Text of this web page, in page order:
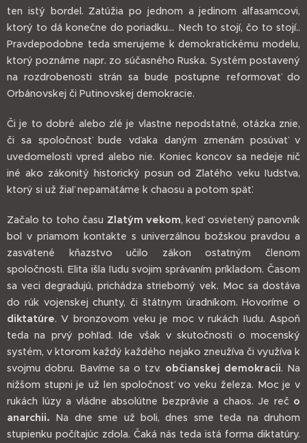
ten istý bordel. Zatúžia po jednom a jedinom alfasamcovi,
ktorý to dá konečne do poriadku... Nech to stojí, čo to stojí..
Pravdepodobne teda smerujeme k demokratickému modelu,
ktorý poznáme napr. zo súčasného Ruska. Systém postavený
na rozdrobenosti strán sa bude postupne reformovať do
Orbánovskej či Putinovskej demokracie.
Či je to dobré alebo zlé je vlastne nepodstatné, otázka znie,
či sa spoločnosť bude vďaka daným zmenám posúvať v
uvedomelosti vpred alebo nie. Koniec koncov sa nedeje nič
iné ako zákonitý historický posun od Zlatého veku ľudstva,
ktorý si už žiaľ nepamätáme k chaosu a potom späť.
Začalo to toho času Zlatým vekom, keď osvietený panovník
bol v priamom kontakte s univerzálnou božskou pravdou a
zasvätené kňazstvo učilo zákon ostatným členom
spoločnosti. Elita išla ľudu svojim správaním príkladom. Časom
sa veci degradujú, prichádza strieborný vek. Moc sa dostáva
do rúk vojenskej chunty, či štátnym úradníkom. Hovoríme o
diktatúre. V bronzovom veku je moc v rukách ľudu. Aspoň
teda na prvý pohľad. Ide však v skutočnosti o mocenský
systém, v ktorom každý každého nejako zneužíva či využíva k
svojmu dobru. Bavíme sa o tzv. občianskej demokracii. Na
nižšom stupni je už len spoločnosť vo veku železa. Moc je v
rukách lúzy a vládne absolútne bezprávie a chaos. Je reč o
anarchii. Na dne sme už boli, dnes sme teda na druhom
stupienku počítajúc zdola. Čaká nás teda istá forma diktatúry.